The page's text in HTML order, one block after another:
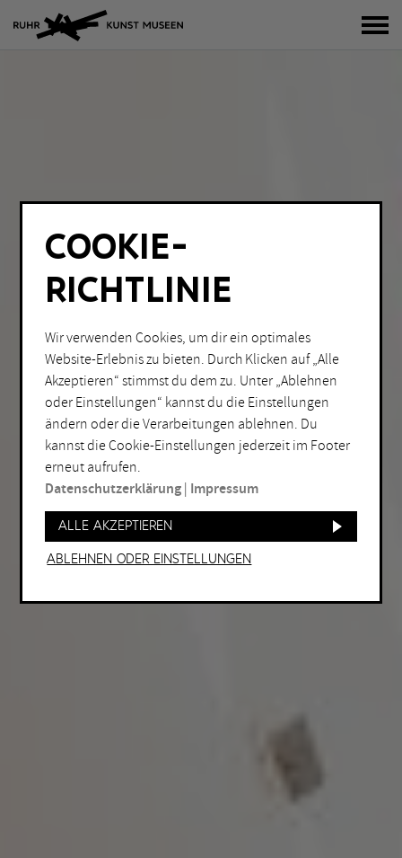
COOKIE-
RICHTLINIE
Wir verwenden Cookies, um dir ein optimales
Website-Erlebnis zu bieten. Durch Klicken auf „Alle
Akzeptieren“ stimmst du dem zu. Unter „Ablehnen
oder Einstellungen“ kannst du die Einstellungen
ändern oder die Verarbeitungen ablehnen. Du
kannst die Cookie-Einstellungen jederzeit im Footer
erneut aufrufen.
Datenschutzerklärung Impressum
Alle akzeptieren
Ablehnen oder Einstellungen